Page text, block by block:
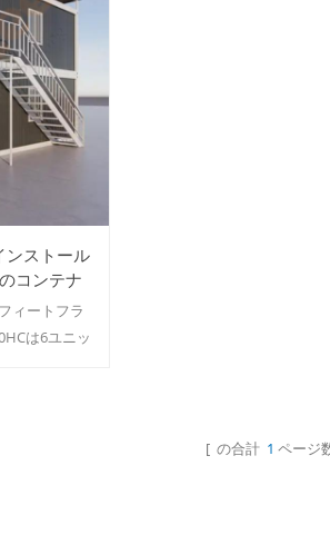
ンストール
コンテナ
ウス
ィートフラ
は6ユニッ
[ の合計 1 ページ